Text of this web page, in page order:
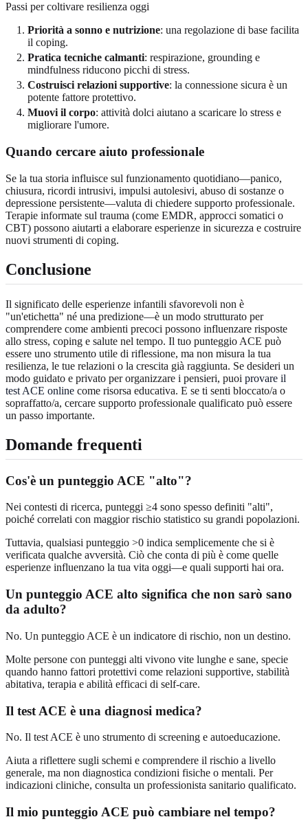
Passi per coltivare resilienza oggi
Priorità a sonno e nutrizione: una regolazione di base facilita
il coping.
Pratica tecniche calmanti: respirazione, grounding e
mindfulness riducono picchi di stress.
Costruisci relazioni supportive: la connessione sicura è un
potente fattore protettivo.
Muovi il corpo: attività dolci aiutano a scaricare lo stress e
migliorare l'umore.
Quando cercare aiuto professionale
Se la tua storia influisce sul funzionamento quotidiano—panico,
chiusura, ricordi intrusivi, impulsi autolesivi, abuso di sostanze o
depressione persistente—valuta di chiedere supporto professionale.
Terapie informate sul trauma (come EMDR, approcci somatici o
CBT) possono aiutarti a elaborare esperienze in sicurezza e costruire
nuovi strumenti di coping.
Conclusione
Il significato delle esperienze infantili sfavorevoli non è
"un'etichetta" né una predizione—è un modo strutturato per
comprendere come ambienti precoci possono influenzare risposte
allo stress, coping e salute nel tempo. Il tuo punteggio ACE può
essere uno strumento utile di riflessione, ma non misura la tua
resilienza, le tue relazioni o la crescita già raggiunta. Se desideri un
modo guidato e privato per organizzare i pensieri, puoi provare il
test ACE online come risorsa educativa. E se ti senti bloccato/a o
sopraffatto/a, cercare supporto professionale qualificato può essere
un passo importante.
Domande frequenti
Cos'è un punteggio ACE "alto"?
Nei contesti di ricerca, punteggi ≥4 sono spesso definiti "alti",
poiché correlati con maggior rischio statistico su grandi popolazioni.
Tuttavia, qualsiasi punteggio >0 indica semplicemente che si è
verificata qualche avversità. Ciò che conta di più è come quelle
esperienze influenzano la tua vita oggi—e quali supporti hai ora.
Un punteggio ACE alto significa che non sarò sano
da adulto?
No. Un punteggio ACE è un indicatore di rischio, non un destino.
Molte persone con punteggi alti vivono vite lunghe e sane, specie
quando hanno fattori protettivi come relazioni supportive, stabilità
abitativa, terapia e abilità efficaci di self-care.
Il test ACE è una diagnosi medica?
No. Il test ACE è uno strumento di screening e autoeducazione.
Aiuta a riflettere sugli schemi e comprendere il rischio a livello
generale, ma non diagnostica condizioni fisiche o mentali. Per
indicazioni cliniche, consulta un professionista sanitario qualificato.
Il mio punteggio ACE può cambiare nel tempo?